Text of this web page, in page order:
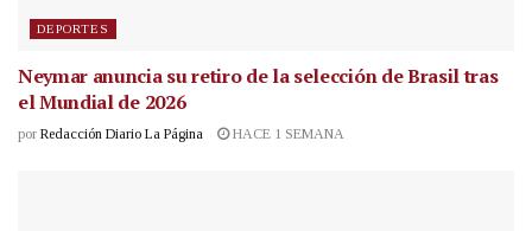
DEPORTES
Neymar anuncia su retiro de la selección de Brasil tras
el Mundial de 2026
por Redacción Diario La Página HACE 1 SEMANA